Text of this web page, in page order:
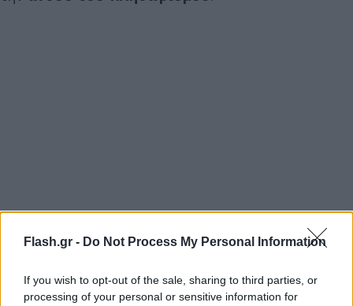
Flash.gr - Do Not Process My Personal Information
If you wish to opt-out of the sale, sharing to third parties, or
processing of your personal or sensitive information for